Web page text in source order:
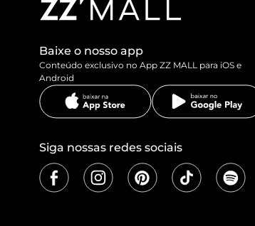
Baixe o nosso app
Conteúdo exclusivo no App ZZ MALL para iOS e
Android
Siga nossas redes sociais